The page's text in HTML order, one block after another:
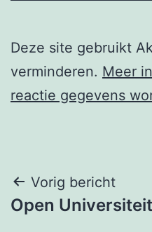
Deze site gebruikt
verminderen. Meer
reactie gegevens
Vorig bericht
Open Universiteit